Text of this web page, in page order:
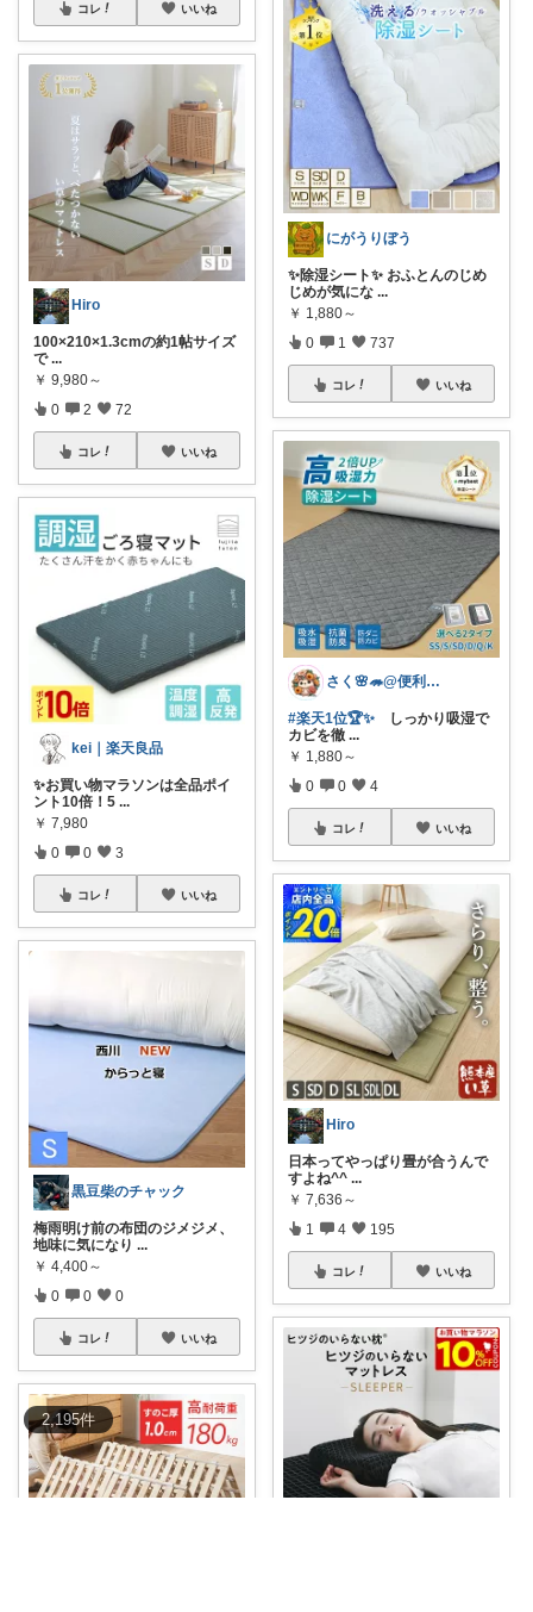
2,195件
コレ いいね
Hiro
100×210×1.3cmの約1帖サイズ
で ...
￥ 9,980～
0 2 72
コレ いいね
kei｜楽天良品
✨お買い物マラソンは全品ポイ
ント10倍！5 ...
￥ 7,980
0 0 3
コレ いいね
黒豆柴のチャック
梅雨明け前の布団のジメジメ、
地味に気になり ...
￥ 4,400～
0 0 0
コレ いいね
にがうりぼう
✨除湿シート✨ おふとんのじめ
じめが気にな ...
￥ 1,880～
0 1 737
コレ いいね
さく🌸🦔@便利でかわいいを探す旅
#楽天1位🏆️✨️ しっかり吸湿で
カビを徹 ...
￥ 1,880～
0 0 4
コレ いいね
Hiro
日本ってやっぱり畳が合うんで
すよね^^ ...
￥ 7,636～
1 4 195
コレ いいね